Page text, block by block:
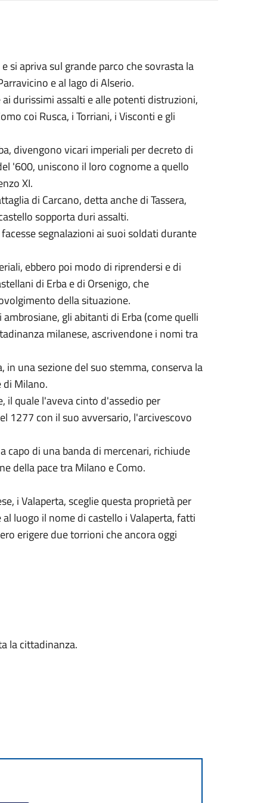
si apriva sul grande parco che sovrasta la
e al lago di Alserio.
durissimi assalti e alle potenti distruzioni,
coi Rusca, i Torriani, i Visconti e gli
divengono vicari imperiali per decreto di
'600, uniscono il loro cognome a quello
XI.
di Carcano, detta anche di Tassera,
sopporta duri assalti.
segnalazioni ai suoi soldati durante
ebbero poi modo di riprendersi e di
di Erba e di Orsenigo, che
della situazione.
gli abitanti di Erba (come quelli
milanese, ascrivendone i nomi tra
in una sezione del suo stemma, conserva la
di Milano.
il quale l'aveva cinto d'assedio per
1277 con il suo avversario, l'arcivescovo
capo di una banda di mercenari, richiude
della pace tra Milano e Como.
i Valaperta, sceglie questa proprietà per
luogo il nome di castello i Valaperta, fatti
erigere due torrioni che ancora oggi
la cittadinanza.